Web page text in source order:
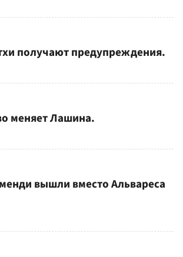
получают предупреждения.
меняет Лашина.
вышли вместо Альвареса